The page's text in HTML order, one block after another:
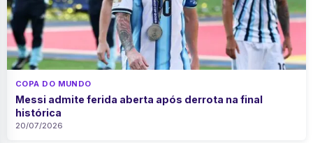
COPA DO MUNDO
Messi admite ferida aberta após derrota na final
histórica
20/07/2026